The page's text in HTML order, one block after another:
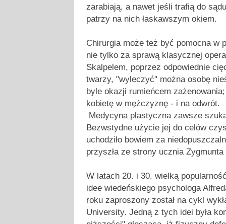
zarabiają, a nawet jeśli trafią do
patrzy na nich łaskawszym okiem.
Chirurgia może też być pomocna w
nie tylko za sprawą klasycznej
Skalpelem, poprzez odpowiednie
twarzy, "wyleczyć" można osobę
byle okazji rumieńcem
kobietę w mężczyznę - i na odwrót.
Medycyna plastyczna zawsze
Bezwstydne użycie jej do celów
uchodziło bowiem za
przyszła ze strony ucznia Zygmunta
W latach 20. i 30. wielką
idee wiedeńskiego psychologa
roku zaproszony został na cykl
University. Jedną z tych idei była